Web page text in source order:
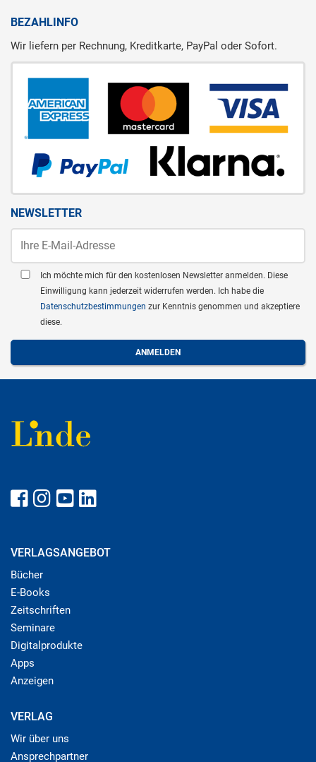
BEZAHLINFO
Wir liefern per Rechnung, Kreditkarte, PayPal oder Sofort.
NEWSLETTER
Ich möchte mich für den kostenlosen Newsletter anmelden. Diese
Einwilligung kann jederzeit widerrufen werden. Ich habe die
Datenschutzbestimmungen zur Kenntnis genommen und akzeptiere
diese.
VERLAGSANGEBOT
Bücher
E-Books
Zeitschriften
Seminare
Digitalprodukte
Apps
Anzeigen
VERLAG
Wir über uns
Ansprechpartner